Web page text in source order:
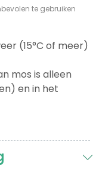
te gebruiken
(15°C of meer)
mos is alleen
en in het